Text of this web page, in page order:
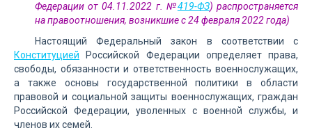
Федерации от 04.11.2022 г. №419-ФЗ) распространяется
на правоотношения, возникшие с 24 февраля 2022 года)
Настоящий Федеральный закон в соответствии с
Конституцией Российской Федерации определяет права,
свободы, обязанности и ответственность военнослужащих,
а также основы государственной политики в области
правовой и социальной защиты военнослужащих, граждан
Российской Федерации, уволенных с военной службы, и
членов их семей.